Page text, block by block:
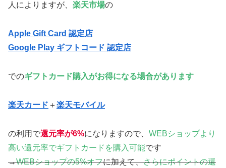
人によりますが、 楽天市場の
Apple Gift Card 認定店
Google Play ギフトコード 認定店
でのギフトカード購入がお得になる場合があります
楽天カード ＋楽天モバイル
の利用で還元率が6%になりますので、 WEBショップより
高い還元率でギフトカードを購入可能です
→WEBショップの5%オフに加えて、さらにポイントの還